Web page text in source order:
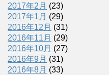
2017年2月 (23)
2017年1月 (29)
2016年12月 (31)
2016年11月 (29)
2016年10月 (27)
2016年9月 (31)
2016年8月 (33)